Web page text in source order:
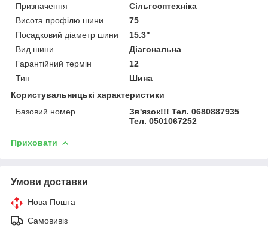
Призначення
Сільгосптехніка
Висота профілю шини
75
Посадковий діаметр шини
15.3"
Вид шини
Діагональна
Гарантійний термін
12
Тип
Шина
Користувальницькі характеристики
Базовий номер
Зв'язок!!! Тел. 0680887935
Тел. 0501067252
Приховати
Умови доставки
Нова Пошта
Самовивіз